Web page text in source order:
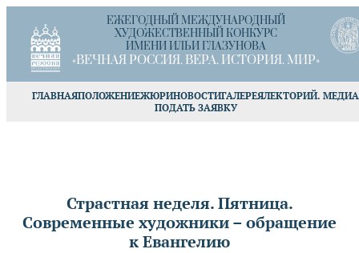
ЕЖЕГОДНЫЙ МЕЖДУНАРОДНЫЙ
ХУДОЖЕСТВЕННЫЙ КОНКУРС
ИМЕНИ ИЛЬИ ГЛАЗУНОВА
«ВЕЧНАЯ РОССИЯ. ВЕРА. ИСТОРИЯ. МИР»
ГЛАВНАЯПОЛОЖЕНИЕЖЮРИНОВОСТИГАЛЕРЕЯЛЕКТОРИЙ. МЕДИА
ПОДАТЬ ЗАЯВКУ
Страстная неделя. Пятница.
Современные художники – обращение
к Евангелию